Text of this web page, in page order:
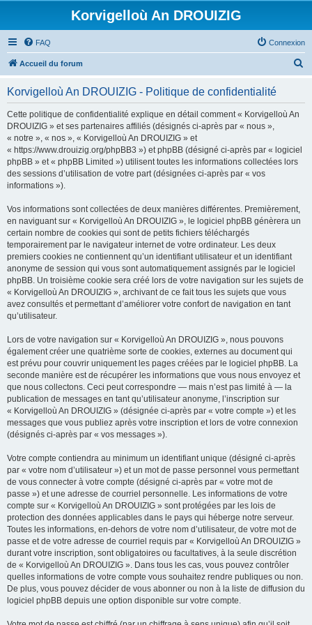
Korvigelloù An DROUIZIG
FAQ Connexion
Accueil du forum
Korvigelloù An DROUIZIG - Politique de confidentialité
Cette politique de confidentialité explique en détail comment « Korvigelloù An
DROUIZIG » et ses partenaires affiliés (désignés ci-après par « nous »,
« notre », « nos », « Korvigelloù An DROUIZIG » et
« https://www.drouizig.org/phpBB3 ») et phpBB (désigné ci-après par « logiciel
phpBB » et « phpBB Limited ») utilisent toutes les informations collectées lors
des sessions d’utilisation de votre part (désignées ci-après par « vos
informations »).
Vos informations sont collectées de deux manières différentes. Premièrement,
en naviguant sur « Korvigelloù An DROUIZIG », le logiciel phpBB génèrera un
certain nombre de cookies qui sont de petits fichiers téléchargés
temporairement par le navigateur internet de votre ordinateur. Les deux
premiers cookies ne contiennent qu’un identifiant utilisateur et un identifiant
anonyme de session qui vous sont automatiquement assignés par le logiciel
phpBB. Un troisième cookie sera créé lors de votre navigation sur les sujets de
« Korvigelloù An DROUIZIG », archivant de ce fait tous les sujets que vous
avez consultés et permettant d’améliorer votre confort de navigation en tant
qu’utilisateur.
Lors de votre navigation sur « Korvigelloù An DROUIZIG », nous pouvons
également créer une quatrième sorte de cookies, externes au document qui
est prévu pour couvrir uniquement les pages créées par le logiciel phpBB. La
seconde manière est de récupérer les informations que vous nous envoyez et
que nous collectons. Ceci peut correspondre — mais n’est pas limité à — la
publication de messages en tant qu’utilisateur anonyme, l’inscription sur
« Korvigelloù An DROUIZIG » (désignée ci-après par « votre compte ») et les
messages que vous publiez après votre inscription et lors de votre connexion
(désignés ci-après par « vos messages »).
Votre compte contiendra au minimum un identifiant unique (désigné ci-après
par « votre nom d’utilisateur ») et un mot de passe personnel vous permettant
de vous connecter à votre compte (désigné ci-après par « votre mot de
passe ») et une adresse de courriel personnelle. Les informations de votre
compte sur « Korvigelloù An DROUIZIG » sont protégées par les lois de
protection des données applicables dans le pays qui héberge notre serveur.
Toutes les informations, en-dehors de votre nom d’utilisateur, de votre mot de
passe et de votre adresse de courriel requis par « Korvigelloù An DROUIZIG »
durant votre inscription, sont obligatoires ou facultatives, à la seule discrétion
de « Korvigelloù An DROUIZIG ». Dans tous les cas, vous pouvez contrôler
quelles informations de votre compte vous souhaitez rendre publiques ou non.
De plus, vous pouvez décider de vous abonner ou non à la liste de diffusion du
logiciel phpBB depuis une option disponible sur votre compte.